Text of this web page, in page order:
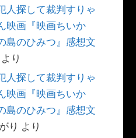
人探して裁判すりゃ
映画『映画ちいか
のひみつ』感想文
より
人探して裁判すりゃ
映画『映画ちいか
のひみつ』感想文
り より